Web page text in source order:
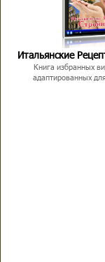
Итальянские
Книга избранных
адаптированных